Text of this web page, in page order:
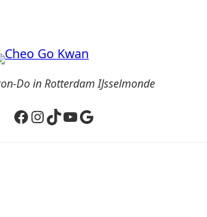
Do in Rotterdam IJsselmonde
Facebook
Instagram
TikTok
YouTube
Google